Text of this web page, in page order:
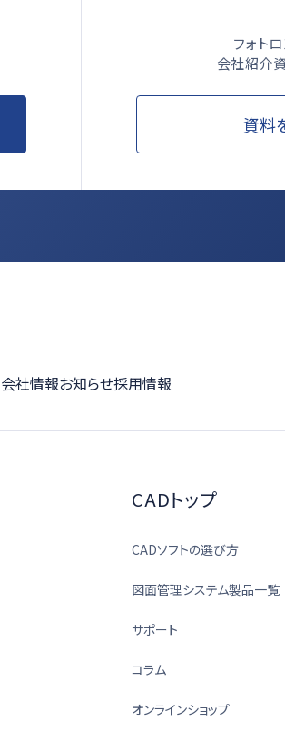
フォト
会社紹介
資料
会社情報お知らせ採用情報
CADトップ
CADソフトの選び方
図面管理システム製品一覧
サポート
コラム
オンラインショップ